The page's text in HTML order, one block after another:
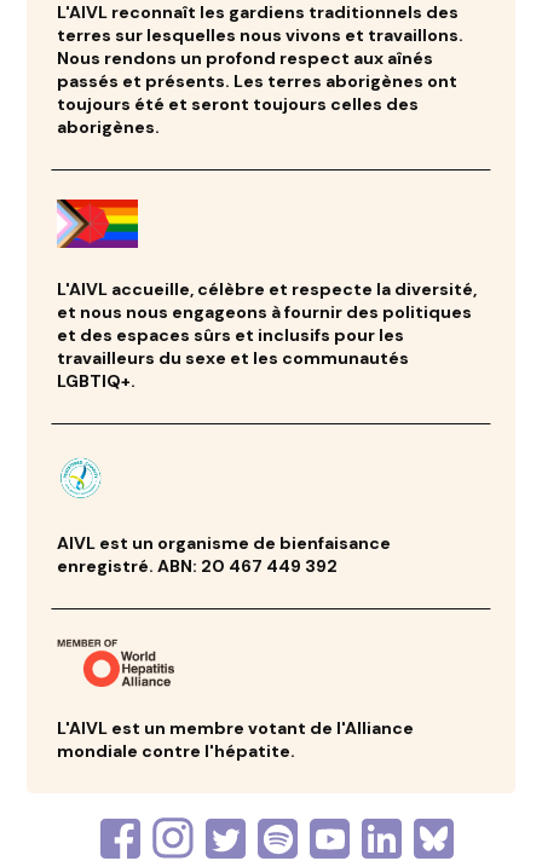
L'AIVL reconnaît les gardiens traditionnels des
terres sur lesquelles nous vivons et travaillons.
Nous rendons un profond respect aux aînés
passés et présents. Les terres aborigènes ont
toujours été et seront toujours celles des
aborigènes.
L'AIVL accueille, célèbre et respecte la diversité,
et nous nous engageons à fournir des politiques
et des espaces sûrs et inclusifs pour les
travailleurs du sexe et les communautés
LGBTIQ+.
AIVL est un organisme de bienfaisance
enregistré. ABN: 20 467 449 392
L'AIVL est un membre votant de l'Alliance
mondiale contre l'hépatite.